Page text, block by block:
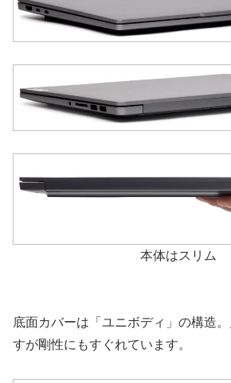
本体はスリム
底面カバーは「ユニボディ」の構造
すが剛性にもすぐれています。